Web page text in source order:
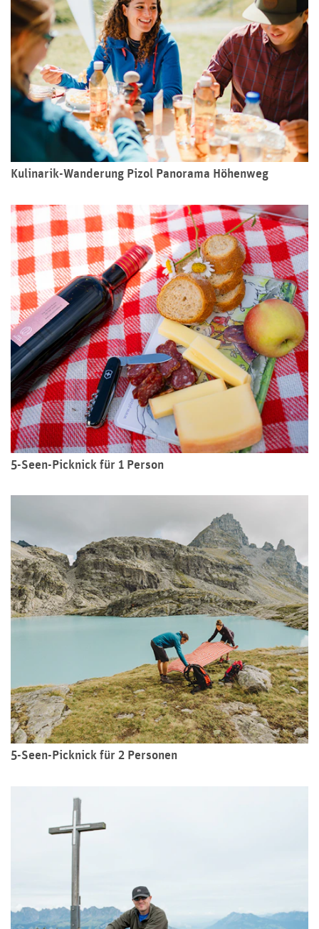
Kulinarik-Wanderung Pizol Panorama Höhenweg
5-Seen-Picknick für 1 Person
5-Seen-Picknick für 2 Personen